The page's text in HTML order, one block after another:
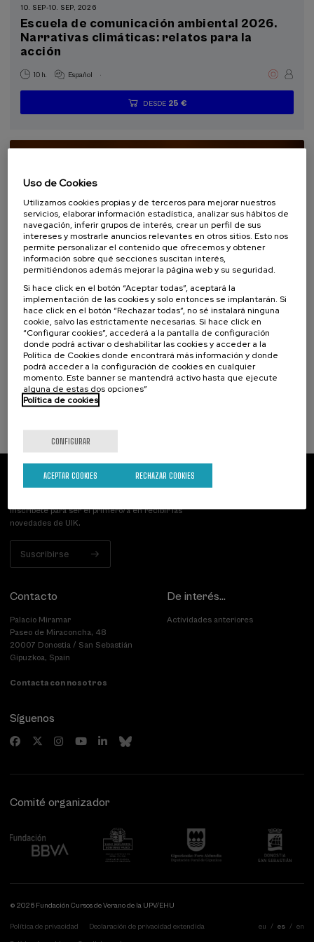
Objetivos de desarrollo sostenible
10. SEP-10. SEP, 2026
Escuela de comunicación ambiental 2026.
Narrativas climáticas: relatos para la
acción
10 h. Español .
...
DESDE 25 €
Últimas
plazas
Gratuito
Fecha
pasada
Lista
de
Plazo
de
SOCIEDAD SOSTENIBILIDAD DSF CURSO DE VERANO
15. SEP- 15. SEP, 2026
Incendios forestales ¿cómo afrontarlos? II
10 h. Español
DESDE
Suscríbete a nuestro boletín
Inscríbete para ser el primero/a en recibir las
novedades de UIK.
Suscribirse
Contacto
Palacio Miramar
Paseo de Miraconcha, 48
20007 Donostia / San Sebastián
Gipuzkoa, Spain
Contacta con nosotros
De interés...
Actividades anteriores
Síguenos
Comité organizador
© 2026 Fundación Cursos de Verano de la UPV/EHU
Política de privacidad Declaración de privacidad extendida eu es en
Uso de Cookies
Utilizamos cookies propias y de terceros para mejorar nuestros
servicios, elaborar información estadística, analizar sus hábitos de
navegación, inferir grupos de interés, crear un perfil de sus
intereses y mostrarle anuncios relevantes en otros sitios. Esto nos
permite personalizar el contenido que ofrecemos y obtener
información sobre qué secciones suscitan interés,
permitiéndonos además mejorar la página web y su seguridad.
Si hace click en el botón “Aceptar todas”, aceptará la
implementación de las cookies y solo entonces se implantarán. Si
hace click en el botón “Rechazar todas”, no sé instalará ninguna
cookie, salvo las estrictamente necesarias. Si hace click en
“Configurar cookies”, accederá a la pantalla de configuración
donde podrá activar o deshabilitar las cookies y acceder a la
Política de Cookies donde encontrará más información y donde
podrá acceder a la configuración de cookies en cualquier
momento. Este banner se mantendrá activo hasta que ejecute
alguna de estas dos opciones”
Política de cookies
CONFIGURAR
RECHAZAR COOKIES
ACEPTAR COOKIES